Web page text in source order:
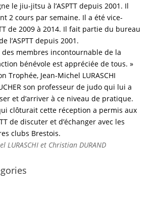
le jiu-jitsu à l’ASPTT depuis 2001. Il
2 cours par semaine. Il a été vice-
de 2009 à 2014. Il fait partie du bureau
l’ASPTT depuis 2001.
des membres incontournable de la
bénévole est appréciée de tous. »
Trophée, Jean-Michel LURASCHI
son professeur de judo qui lui a
et d’arriver à ce niveau de pratique.
clôturait cette réception a permis aux
de discuter et d’échanger avec les
clubs Brestois.
LURASCHI et Christian DURAND